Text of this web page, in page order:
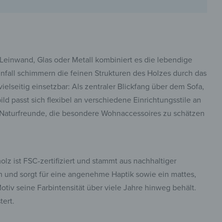
Glas oder Metall kombiniert es die lebendige
schimmern die feinen Strukturen des Holzes durch das
einsetzbar: Als zentraler Blickfang über dem Sofa,
passt sich flexibel an verschiedene Einrichtungsstile an
die besondere Wohnaccessoires zu schätzen
ist FSC-zertifiziert und stammt aus nachhaltiger
sorgt für eine angenehme Haptik sowie ein mattes,
seine Farbintensität über viele Jahre hinweg behält.
pinterest